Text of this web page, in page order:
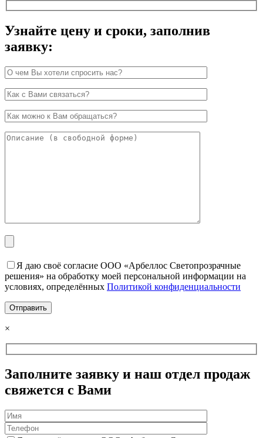
Узнайте цену и сроки, заполнив
заявку:
Я даю своё согласие ООО «Арбеллос Светопрозрачные
решения» на обработку моей персональной информации на
условиях, определённых Политикой конфиденциальности
×
Заполните заявку и наш отдел продаж
свяжется с Вами